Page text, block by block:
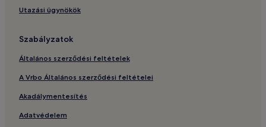
Utazási ügynökök
Szabályzatok
Általános szerződési feltételek
A Vrbo Általános szerződési feltételei
Akadálymentesítés
Adatvédelem